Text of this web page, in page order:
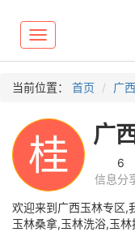
Toggle
navigation
当前位置： 首页 广
桂 广
6
信息分
欢迎来到广西玉林专区,
玉林桑拿,玉林洗浴,玉